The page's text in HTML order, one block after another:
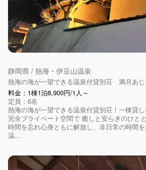
静岡県 / 熱海・伊豆山温泉
熱海の海が一望できる温泉付貸別荘 満月あじ
料金：1棟1泊8,900円/1人～
定員：6名
熱海の海が一望できる温泉付貸別荘！一棟貸
完全プライベート空間で 癒しと安らぎのひと
時間を忘れ心身ともに解放し、非日常の時間を
温...